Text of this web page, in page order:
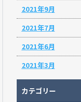
2021年9月
2021年7月
2021年6月
2021年3月
カテゴリー